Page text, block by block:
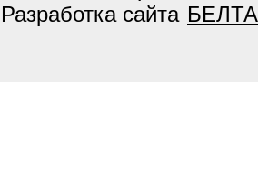
Разработка сайта БЕЛТА